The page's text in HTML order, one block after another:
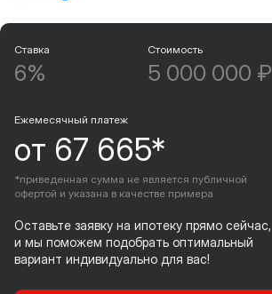
Ставка
6%
Стоимость
5 000 000 ₽
Ежемесячный платеж
от 67 665*
*приведенная сумма не является публичной
офертой и указана в качестве примера
Оставьте заявку на ипотеку прямо сейчас,
и мы поможем подобрать оптимальный
вариант индивидуально для вас!